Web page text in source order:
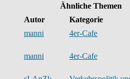
Ähnliche Themen
Autor Kategorie
manni 4er-Cafe
manni 4er-Cafe